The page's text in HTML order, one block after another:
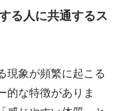
る人に共通するス
現象が頻繁に起こる
的な特徴がありま